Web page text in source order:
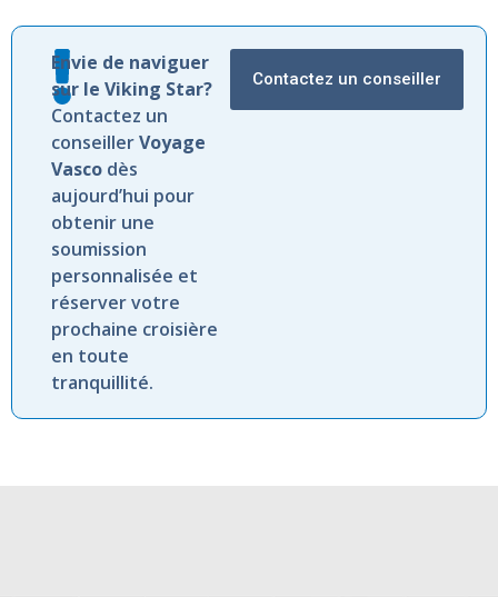
Envie de naviguer
sur le Viking Star?
Contactez un
conseillerVoyage
Vasco dès
aujourd’hui pour
obtenir une
soumission
personnalisée et
réserver votre
prochaine croisière
en toute
tranquillité.
Contactez un conseiller